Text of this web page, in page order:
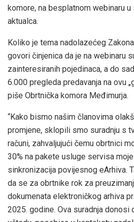
komore, na besplatnom webinaru
aktualca.
Koliko je tema nadolazećeg
govori činjenica da je na webinaru
zainteresiranih pojedinaca, a do
6.000 pregleda predavanja na ovu
piše Obrtnička komora Međimurja.
“Kako bismo našim članovima
promjene, sklopili smo suradnju s
računi, zahvaljujući čemu obrtnici
30% na pakete usluge servisa
sinkronizacija povijesnog eArhiva.
da se za obrtnike rok za
dokumenata elektroničkog arhiva
2025. godine. Ova suradnja donosi